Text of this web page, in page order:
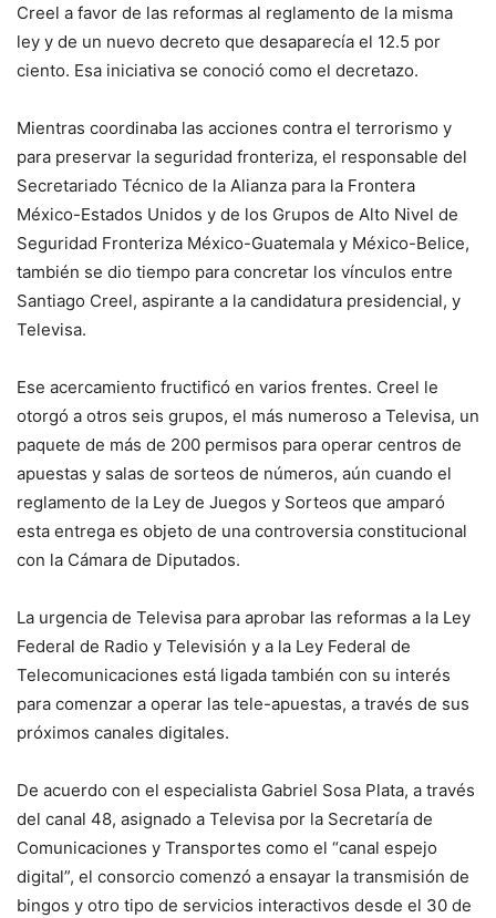
Creel a favor de las reformas al reglamento de la misma
ley y de un nuevo decreto que desaparecía el 12.5 por
ciento. Esa iniciativa se conoció como el decretazo.
Mientras coordinaba las acciones contra el terrorismo y
para preservar la seguridad fronteriza, el responsable del
Secretariado Técnico de la Alianza para la Frontera
México-Estados Unidos y de los Grupos de Alto Nivel de
Seguridad Fronteriza México-Guatemala y México-Belice,
también se dio tiempo para concretar los vínculos entre
Santiago Creel, aspirante a la candidatura presidencial, y
Televisa.
Ese acercamiento fructificó en varios frentes. Creel le
otorgó a otros seis grupos, el más numeroso a Televisa, un
paquete de más de 200 permisos para operar centros de
apuestas y salas de sorteos de números, aún cuando el
reglamento de la Ley de Juegos y Sorteos que amparó
esta entrega es objeto de una controversia constitucional
con la Cámara de Diputados.
La urgencia de Televisa para aprobar las reformas a la Ley
Federal de Radio y Televisión y a la Ley Federal de
Telecomunicaciones está ligada también con su interés
para comenzar a operar las tele-apuestas, a través de sus
próximos canales digitales.
De acuerdo con el especialista Gabriel Sosa Plata, a través
del canal 48, asignado a Televisa por la Secretaría de
Comunicaciones y Transportes como el “canal espejo
digital”, el consorcio comenzó a ensayar la transmisión de
bingos y otro tipo de servicios interactivos desde el 30 de